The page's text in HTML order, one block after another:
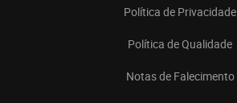
Política de Privacidade
Política de Qualidade
Notas de Falecimento